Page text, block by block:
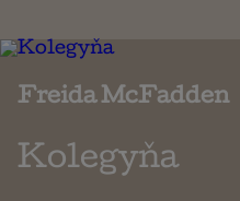
Freida McFadden
Kolegyňa